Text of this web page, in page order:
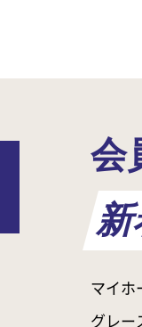
会
新
マイホ
グレー